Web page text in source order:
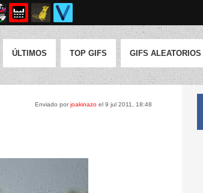
ÚLTIMOS TOP GIFS GIFS ALEATORIOS
Enviado porjoakinazo el 9 jul 2011, 18:48